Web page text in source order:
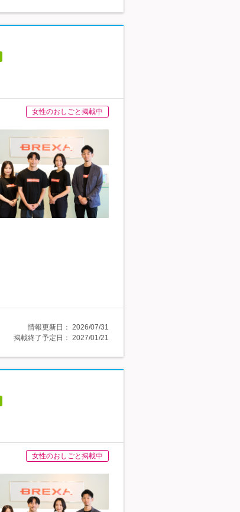
女性のおしごと掲載中
情報更新日： 2026/07/31
掲載終了予定日： 2027/01/21
女性のおしごと掲載中